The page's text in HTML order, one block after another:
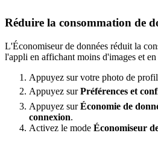
Réduire la consommation de
L'Économiseur de données réduit la
l'appli en affichant moins d'images et
Appuyez sur votre photo de
Appuyez surPréférences et
Appuyez surÉconomie de
connexion.
Activez le mode Économiseur